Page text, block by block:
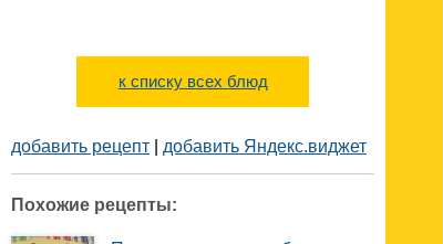
к списку всех блюд
добавить рецепт добавить Яндекс.виджет
Похожие рецепты: